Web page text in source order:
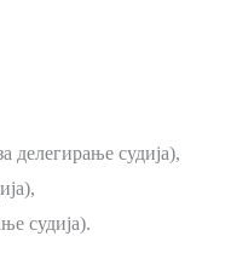
делегирање судија),
судија).